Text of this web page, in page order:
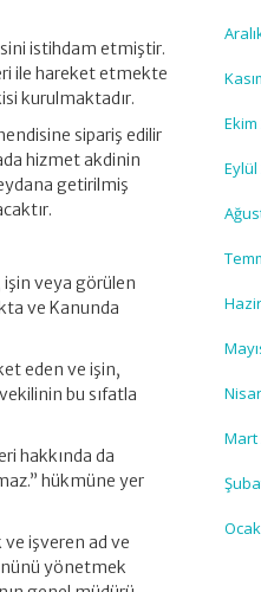
istihdam etmiştir.
ile hareket etmekte
kurulmaktadır.
sipariş edilir
hizmet akdinin
getirilmiş
işin veya görülen
ve Kanunda
eden ve işin,
bu sıfatla
hakkında da
hükmüne yer
işveren ad ve
yönetmek
Ekim
Eylül
Mart